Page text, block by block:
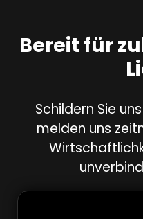
Bereit für
Schildern Sie
melden uns